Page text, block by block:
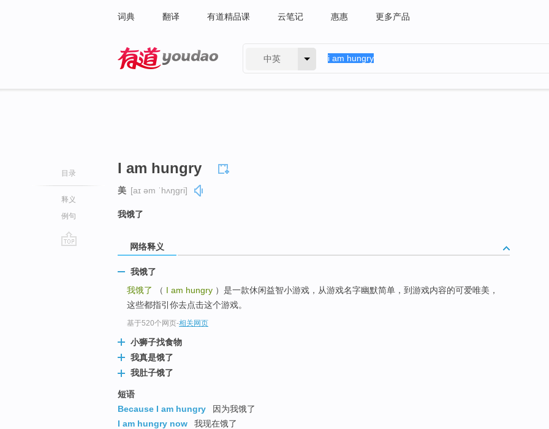
词典 翻译 有道精品课 云笔记 惠惠 更多产品
中英
目录
释义
例句
I am hungry
美 [aɪ əm ˈhʌŋɡri]
我饿了
网络释义
我饿了
我饿了
（ I am hungry ）是一款休闲益智小游戏，从游戏名字幽默简单，到游戏内容的可爱唯美，
这些都指引你去点击这个游戏。
基于520个网页-相关网页
小狮子找食物
我真是饿了
我肚子饿了
短语
Because I am hungry
因为我饿了
I am hungry now
我现在饿了